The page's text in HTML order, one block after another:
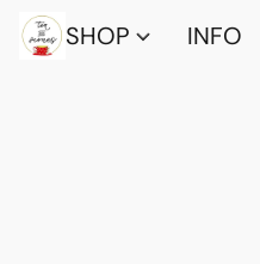
SHOP INFO